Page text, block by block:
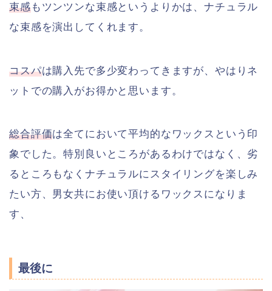
束感もツンツンな束感というよりかは、ナチュラル
な束感を演出してくれます。
コスパは購入先で多少変わってきますが、やはりネ
ットでの購入がお得かと思います。
総合評価は全てにおいて平均的なワックスという印
象でした。特別良いところがあるわけではなく、劣
るところもなくナチュラルにスタイリングを楽しみ
たい方、男女共にお使い頂けるワックスになりま
す、
最後に